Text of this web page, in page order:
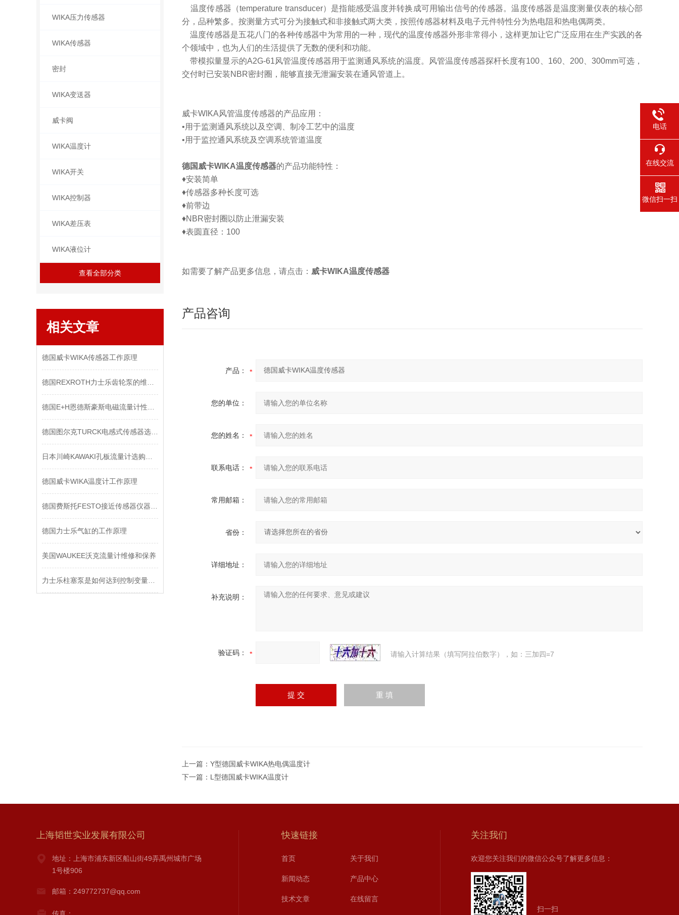
WIKA压力传感器
WIKA传感器
密封
WIKA变送器
威卡阀
WIKA温度计
WIKA开关
WIKA控制器
WIKA差压表
WIKA液位计
查看全部分类
相关文章
德国威卡WIKA传感器工作原理
德国威卡WIKA温度计工作原理
德国力士乐气缸的工作原理
美国WAUKEE沃克流量计维修和保养
温度传感器（temperature transducer）是指能感受温度并转换成可用输出信号的传感器。温度传感器是温度测量仪表的核心部
分，品种繁多。按测量方式可分为接触式和非接触式两大类，按照传感器材料及电子元件特性分为热电阻和热电偶两类。
温度传感器是五花八门的各种传感器中为常用的一种，现代的温度传感器外形非常得小，这样更加让它广泛应用在生产实践的各
个领域中，也为人们的生活提供了无数的便利和功能。
带模拟量显示的A2G-61风管温度传感器用于监测通风系统的温度。风管温度传感器探杆长度有100、160、200、300mm可选，
交付时已安装NBR密封圈，能够直接无泄漏安装在通风管道上。
威卡WIKA风管温度传感器的产品应用：
•用于监测通风系统以及空调、制冷工艺中的温度
•用于监控通风系统及空调系统管道温度
德国威卡WIKA温度传感器的产品功能特性：
♦安装简单
♦传感器多种长度可选
♦前带边
♦NBR密封圈以防止泄漏安装
♦表圆直径：100
如需要了解产品更多信息，请点击： 威卡WIKA温度传感器
产品咨询
产品：
您的单位：
您的姓名：
联系电话：
常用邮箱：
省份：
详细地址：
补充说明：
验证码： 请输入计算结果（填写阿拉伯数字），如：三加四=7
上一篇： Y型德国威卡WIKA热电偶温度计
下一篇： L型德国威卡WIKA温度计
上海韬世实业发展有限公司
地址：上海市浦东新区船山街49弄禹州城市广场
1号楼906
邮箱：249772737@qq.com
快速链接
首页 关于我们
新闻动态 产品中心
技术文章 在线留言
关注我们
欢迎您关注我们的微信公众号了解更多信息：
扫一扫
电话
在线交流
微信扫一扫